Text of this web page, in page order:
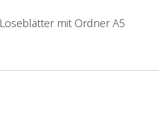
Loseblätter mit Ordner A5